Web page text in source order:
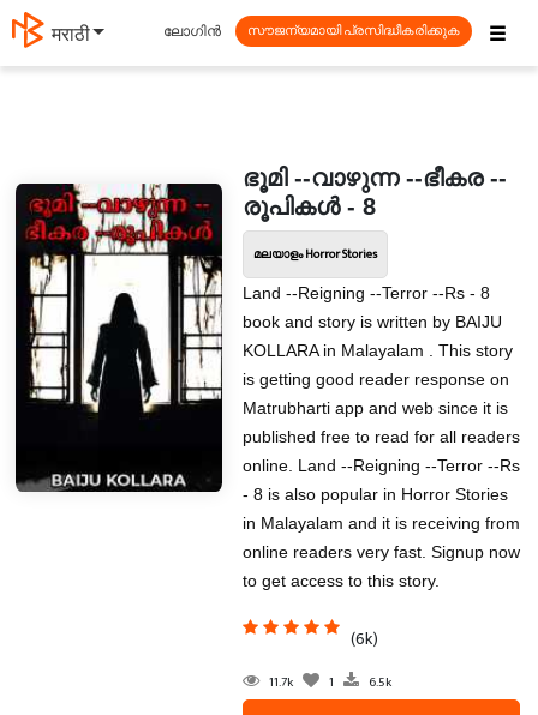
मराठी ☰
ലോഗിൻ സൗജന്യമായി പ്രസിദ്ധീകരിക്കുക
ഭൂമി --വാഴുന്ന --ഭീകര --
രൂപികൾ - 8
മലയാളം Horror Stories
Land --Reigning --Terror --Rs - 8
book and story is written by BAIJU
KOLLARA in Malayalam . This story
is getting good reader response on
Matrubharti app and web since it is
published free to read for all readers
online. Land --Reigning --Terror --Rs
- 8 is also popular in Horror Stories
in Malayalam and it is receiving from
online readers very fast. Signup now
to get access to this story.
(6k)
11.7k 1 6.5k